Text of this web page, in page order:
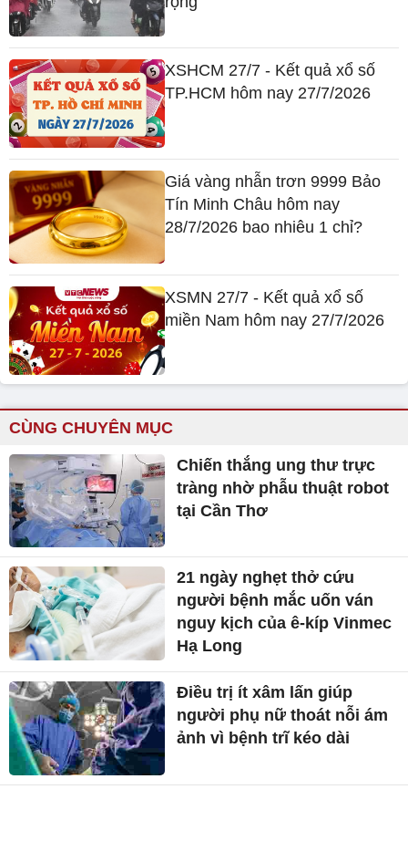
XSHCM 27/7 - Kết quả xổ số
TP.HCM hôm nay 27/7/2026
Giá vàng nhẫn trơn 9999 Bảo
Tín Minh Châu hôm nay
28/7/2026 bao nhiêu 1 chỉ?
XSMN 27/7 - Kết quả xổ số
miền Nam hôm nay 27/7/2026
CÙNG CHUYÊN MỤC
Chiến thắng ung thư trực
tràng nhờ phẫu thuật robot
tại Cần Thơ
21 ngày nghẹt thở cứu
người bệnh mắc uốn ván
nguy kịch của ê-kíp Vinmec
Hạ Long
Điều trị ít xâm lấn giúp
người phụ nữ thoát nỗi ám
ảnh vì bệnh trĩ kéo dài